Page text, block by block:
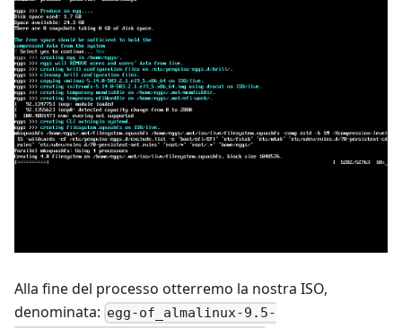
Alla fine del processo otterremo la nostra ISO,
denominata: egg-of_almalinux-9.5-